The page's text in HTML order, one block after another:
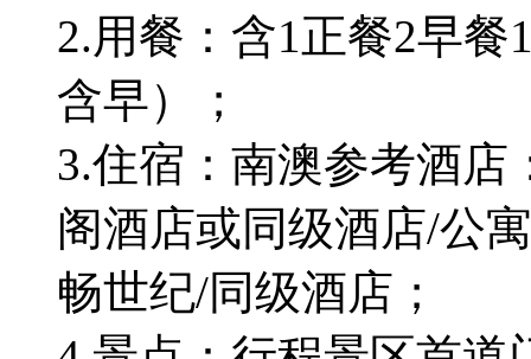
2.用餐：含1正餐2早
含早）；
3.住宿：南澳参考酒
阁酒店或同级酒店/公
畅世纪/同级酒店；